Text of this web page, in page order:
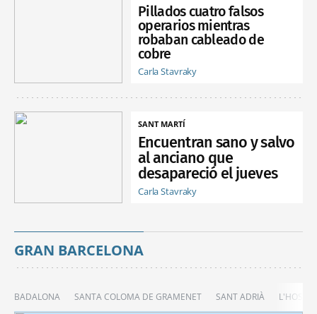
Pillados cuatro falsos
operarios mientras
robaban cableado de
cobre
Carla Stavraky
SANT MARTÍ
Encuentran sano y salvo
al anciano que
desapareció el jueves
Carla Stavraky
GRAN BARCELONA
BADALONA SANTA COLOMA DE GRAMENET SANT ADRIÀ